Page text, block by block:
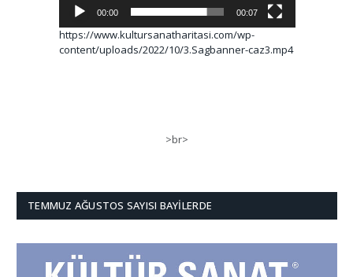
00:00 00:07
https://www.kultursanatharitasi.com/wp-
content/uploads/2022/10/3.Sagbanner-caz3.mp4
>br>
TEMMUZ AĞUSTOS SAYISI BAYILERDE